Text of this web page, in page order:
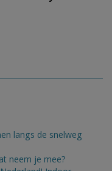
langs de snelweg
neem je mee?